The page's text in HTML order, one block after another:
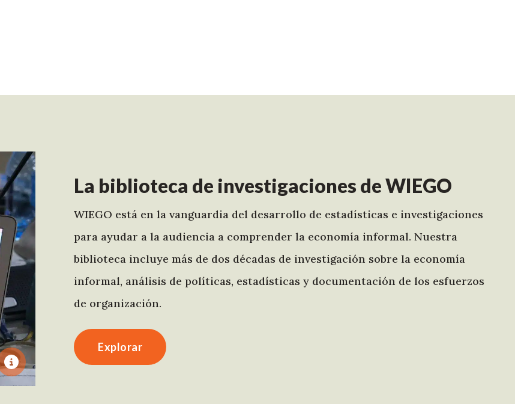
La biblioteca de investigaciones de WIEGO
WIEGO está en la vanguardia del desarrollo de estadísticas e investigaciones
para ayudar a la audiencia a comprender la economía informal. Nuestra
biblioteca incluye más de dos décadas de investigación sobre la economía
informal, análisis de políticas, estadísticas y documentación de los esfuerzos
de organización.
Explorar